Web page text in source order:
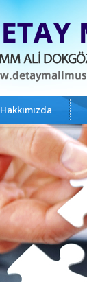
Hakkımızda